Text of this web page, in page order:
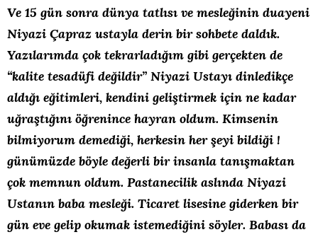
Ve 15 gün sonra dünya tatlısı ve mesleğinin duayeni
Niyazi Çapraz ustayla derin bir sohbete daldık.
Yazılarımda çok tekrarladığım gibi gerçekten de
“kalite tesadüfi değildir” Niyazi Ustayı dinledikçe
aldığı eğitimleri, kendini geliştirmek için ne kadar
uğraştığını öğrenince hayran oldum. Kimsenin
bilmiyorum demediği, herkesin her şeyi bildiği !
günümüzde böyle değerli bir insanla tanışmaktan
çok memnun oldum. Pastanecilik aslında Niyazi
Ustanın baba mesleği. Ticaret lisesine giderken bir
gün eve gelip okumak istemediğini söyler. Babası da